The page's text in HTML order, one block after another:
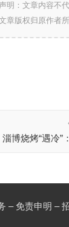
明：文章内容不
章版权归原作者
淄博烧烤“遇冷”
– 免责申明 –